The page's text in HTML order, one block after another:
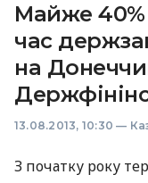
Майже 40%
час
на
13.08.2013, 10:30 —
З початку року